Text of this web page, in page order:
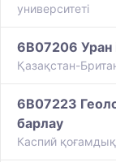
университеті
6B07206 Уран
Қазақстан-
6B07223
барлау
Каспий қоғамдық